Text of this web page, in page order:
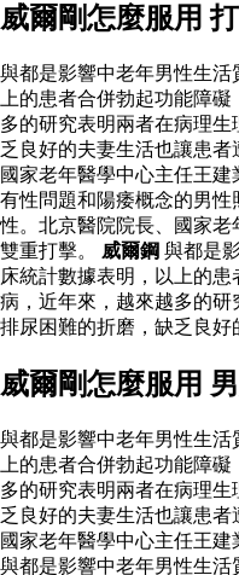
威爾剛怎麼服用
與都是影響中老年男性生
上的患者合併勃起功能障
多的研究表明兩者在病理
乏良好的夫妻生活也讓患
國家老年醫學中心主任王
有性問題和陽痿概念的男性
性。北京醫院院長、國家
雙重打擊。 威爾鋼 與都是
床統計數據表明，以上的
病，近年來，越來越多的
排尿困難的折磨，缺乏良好
威爾剛怎麼服用
與都是影響中老年男性生
上的患者合併勃起功能障
多的研究表明兩者在病理
乏良好的夫妻生活也讓患
國家老年醫學中心主任王
與都是影響中老年男性生